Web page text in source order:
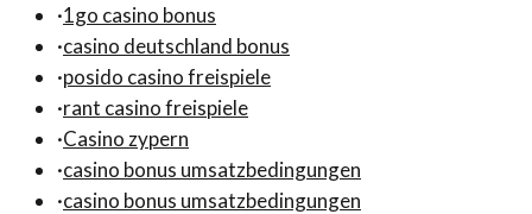
·1go casino bonus
·casino deutschland bonus
·posido casino freispiele
·rant casino freispiele
·Casino zypern
·casino bonus umsatzbedingungen
·casino bonus umsatzbedingungen